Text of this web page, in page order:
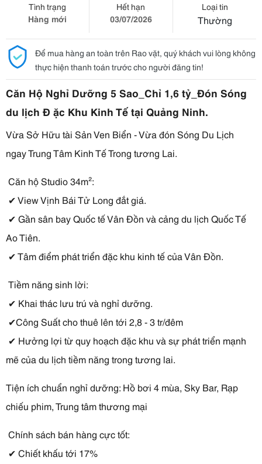
Tình trạng
Hàng mới
Hết hạn
03/07/2026
Loại tin
Thường
Để mua hàng an toàn trên Rao vặt, quý khách vui lòng không
thực hiện thanh toán trước cho người đăng tin!
Căn Hộ Nghỉ Dưỡng 5 Sao_Chỉ 1,6 tỷ_Đón Sóng
du lịch Đ ặc Khu Kinh Tế tại Quảng Ninh.
Vừa Sở Hữu tài Sản Ven Biển - Vừa đón Sóng Du Lịch
ngay Trung Tâm Kinh Tế Trong tương Lai.
Căn hộ Studio 34m²:
✔ View Vịnh Bái Tử Long đắt giá.
Ao Tiên.
✔ Tâm điểm phát triển đặc khu kinh tế của Vân Đồn.
Tiềm năng sinh lời:
✔ Khai thác lưu trú và nghỉ dưỡng.
✔Công Suất cho thuê lên tới 2,8 - 3 tr/đêm
mẽ của du lịch tiềm năng trong tương lai.
Tiện ích chuẩn nghỉ dưỡng: Hồ bơi 4 mùa, Sky Bar, Rạp
chiếu phim, Trung tâm thương mại
Chính sách bán hàng cực tốt:
✔ Chiết khấu tới 17%